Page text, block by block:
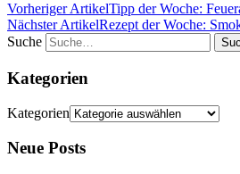
Vorheriger ArtikelTipp der Woche:
Nächster ArtikelRezept der Woche:
Suche
Kategorien
Kategorien
Neue Posts